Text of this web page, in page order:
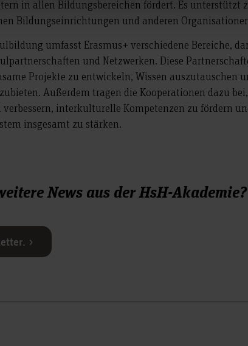
in allen Bildungsbereichen fördert. Es unterstützt
Bildungseinrichtungen und anderen
umfasst Erasmus+ verschiedene Bereiche,
und Netzwerken. Diese
Projekte zu entwickeln, Wissen auszutauschen
Außerdem tragen die Kooperationen dazu
verbessern, interkulturelle Kompetenzen zu fördern
insgesamt zu stärken.
News aus der HsH-Akademie?